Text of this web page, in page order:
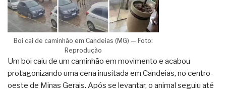
Boi cai de caminhão em Candeias (MG) — Foto:
Reprodução
Um boi caiu de um caminhão em movimento e acabou
protagonizando uma cena inusitada em Candeias, no centro-
oeste de Minas Gerais. Após se levantar, o animal seguiu até